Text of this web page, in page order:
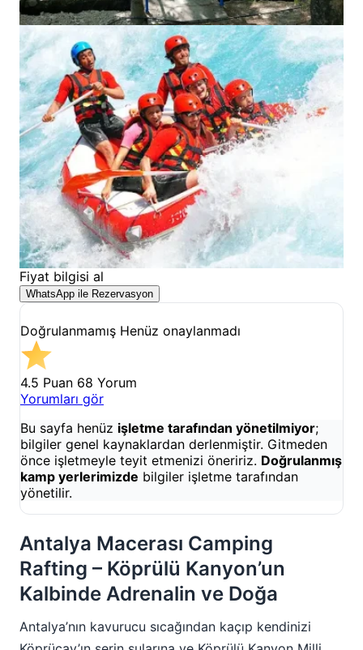
Fiyat bilgisi al
WhatsApp ile Rezervasyon
Doğrulanmamış Henüz onaylanmadı
4.5 Puan 68 Yorum
Yorumları gör
Bu sayfa henüz işletme tarafından yönetilmiyor;
bilgiler genel kaynaklardan derlenmiştir. Gitmeden
önce işletmeyle teyit etmenizi öneririz. Doğrulanmış
kamp yerlerimizde bilgiler işletme tarafından
yönetilir.
Antalya Macerası Camping
Rafting – Köprülü Kanyon’un
Kalbinde Adrenalin ve Doğa
Antalya’nın kavurucu sıcağından kaçıp kendinizi